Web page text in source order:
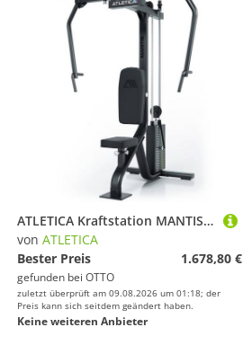
ATLETICA Kraftstation MANTIS Butterfly & Reverse Combo, Weight Stack
von ATLETICA
Bester Preis
1.678,80 €
gefunden bei OTTO
zuletzt überprüft am 09.08.2026 um 01:18; der
Preis kann sich seitdem geändert haben.
Keine weiteren Anbieter